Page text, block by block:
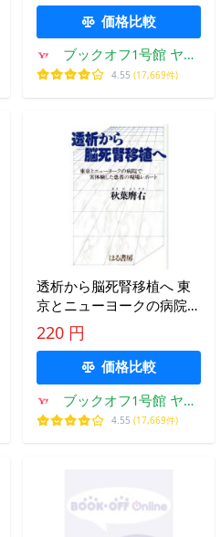
価格比較
ブックオフ1号館 ヤフ
ーショッピング店
4.55 (17,669件)
透析から脳死腎移植へ 東
京とニューヨークの病院で
実体験した患者の現場レポ
ート/秋葉膺右【著】
220 円
価格比較
ブックオフ1号館 ヤフ
ーショッピング店
4.55 (17,669件)